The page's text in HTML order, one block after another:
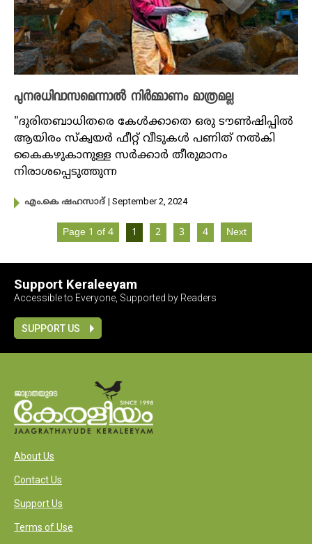
പുനരധിവാസമെന്നാൽ നിർമ്മാണം മാത്രമല്ല
"ദുരിതബാധിതരെ കേൾക്കാതെ ഒരു ടൗൺഷിപ്പിൽ
ആയിരം സ്ക്വയർ ഫീറ്റ് വീടുകൾ പണിത് നൽകി
കൈകഴുകാനുള്ള സർക്കാർ തീരുമാനം
നിരാശപ്പെടുത്തുന്ന
എം.കെ ഷഹസാദ് | September 2, 2024
Page 1 of 4 1 2 3 4 Next
Support Keraleeyam
Accessible to Everyone, Supported by Readers
SUPPORT US
About Us
Contact Us
Support Us
Terms of Use